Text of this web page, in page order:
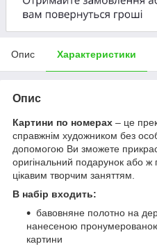
Опис Характеристики
Опис
Картини по номерах – це
справжнім художником без
допомогою Ви зможете
оригінальний подарунок або ж
цікавим творчим заняттям.
В набір входить:
бавовняне полотно на
нанесеною
картини